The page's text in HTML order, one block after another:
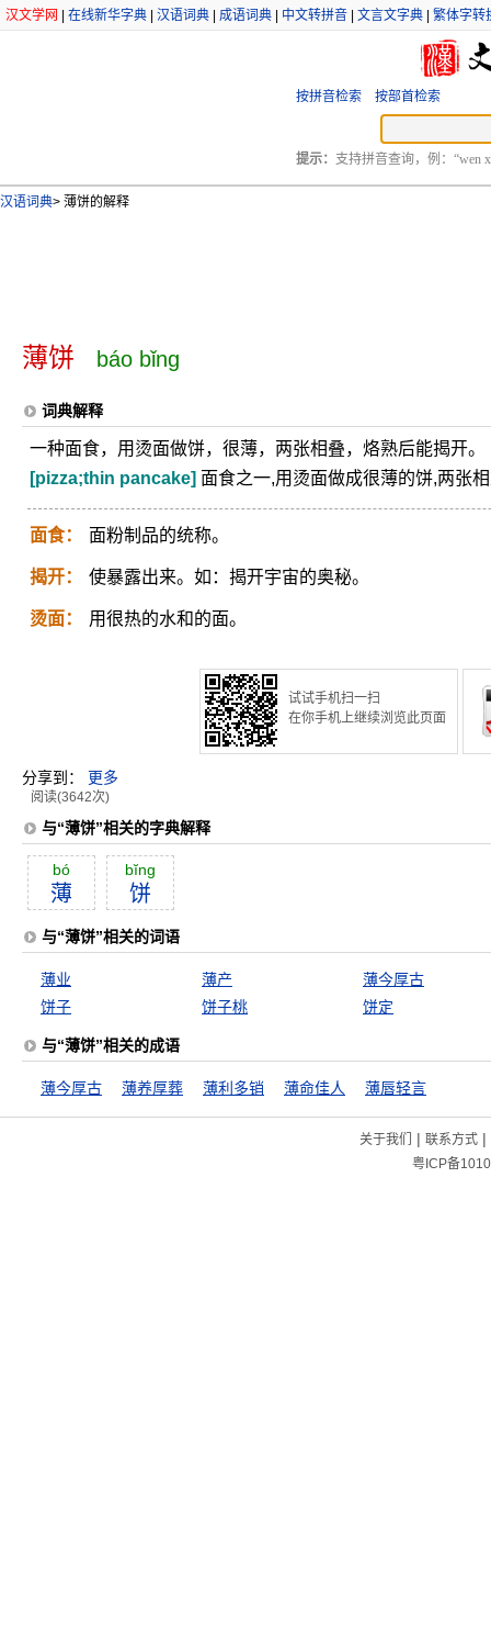
汉文学网 在线新华字典 汉语词典 成语词典 中文转拼音 文言文字典 繁体字转
按拼音检索 按部首检索
提示： 支持拼音查询，例：“wen
汉语词典> 薄饼的解释
薄饼 báo bǐng
词典解释
一种面食，用烫面做饼，很薄，两张相叠，烙熟后能揭开。
[pizza;thin pancake] 面食之一,用烫面做成很薄的饼,两张
面食： 面粉制品的统称。
揭开： 使暴露出来。如：揭开宇宙的奥秘。
烫面： 用很热的水和的面。
试试手机扫一扫
在你手机上继续浏览此页面
分享到： 更多
阅读(3642次)
与“薄饼”相关的字典解释
bó
薄
bĭng
饼
与“薄饼”相关的词语
薄业 薄产
薄今厚古
饼子
饼子桃 饼定
与“薄饼”相关的成语
薄今厚古 薄养厚葬 薄利多销 薄命佳人 薄唇轻言
关于我们 | 联系方式|
粤ICP备